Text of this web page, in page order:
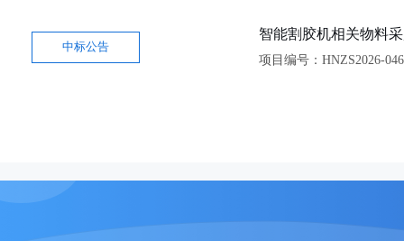
中标公告
智能割胶机相关物料
项目编号：HNZS2026-